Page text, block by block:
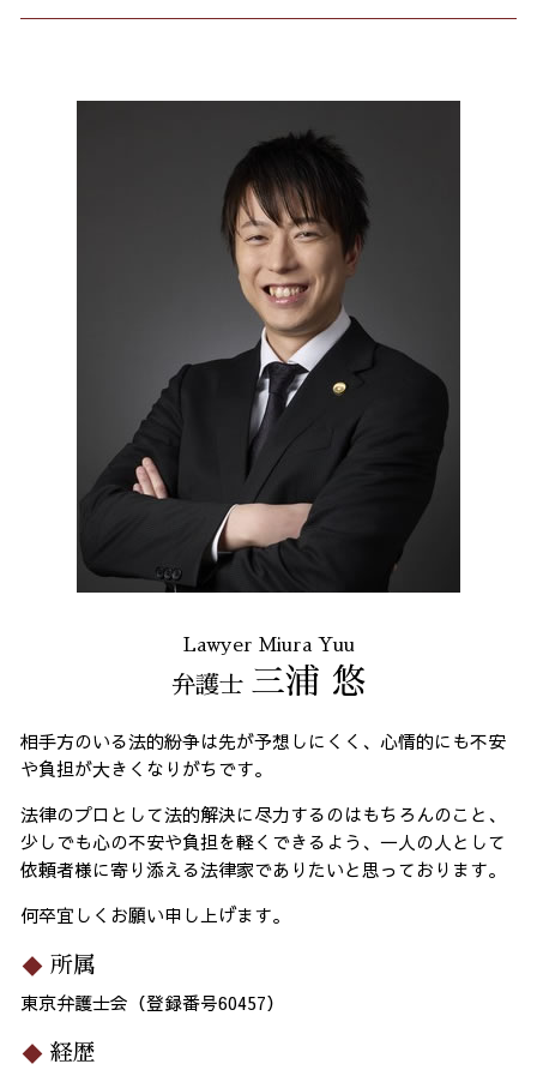
Lawyer Miura Yuu
弁護士 三浦 悠
相手方のいる法的紛争は先が予想しにくく、心情的にも不安
や負担が大きくなりがちです。
法律のプロとして法的解決に尽力するのはもちろんのこと、
少しでも心の不安や負担を軽くできるよう、一人の人として
依頼者様に寄り添える法律家でありたいと思っております。
何卒宜しくお願い申し上げます。
所属
東京弁護士会（登録番号60457）
経歴